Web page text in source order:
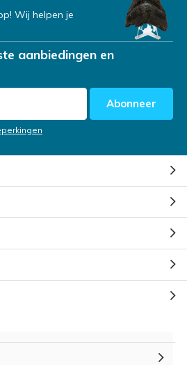
Wij helpen je
aanbiedingen en
Abonneer